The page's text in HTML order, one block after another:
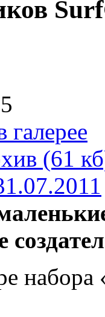
галерее
(61
набора